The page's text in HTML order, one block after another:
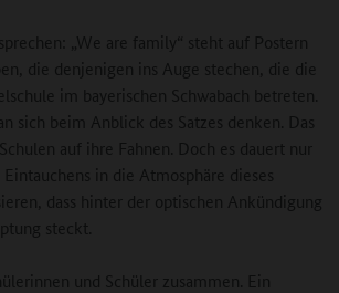
„We are family“ steht auf Postern
die denjenigen ins Auge stechen, die die
im bayerischen Schwabach betreten.
sich beim Anblick des Satzes denken. Das
auf ihre Fahnen. Doch es dauert nur
in die Atmosphäre dieses
dass hinter der optischen Ankündigung
steckt.
und Schüler zusammen. Ein